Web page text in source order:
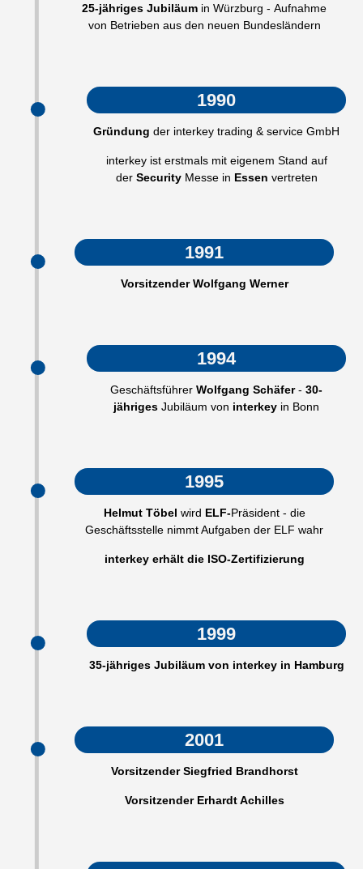
25-jähriges Jubiläum in Würzburg - Aufnahme
von Betrieben aus den neuen Bundesländern
1990
Gründung der interkey trading & service GmbH
interkey ist erstmals mit eigenem Stand auf
der Security Messe in Essen vertreten
1991
Vorsitzender Wolfgang Werner
1994
GeschäftsführerWolfgang Schäfer-30-
jähriges Jubiläum von interkey in Bonn
1995
Helmut Töbel wird ELF-Präsident - die
Geschäftsstelle nimmt Aufgaben der ELF wahr
interkey erhält die ISO-Zertifizierung
1999
35-jähriges Jubiläum von interkey in Hamburg
2001
Vorsitzender Siegfried Brandhorst
Vorsitzender Erhardt Achilles